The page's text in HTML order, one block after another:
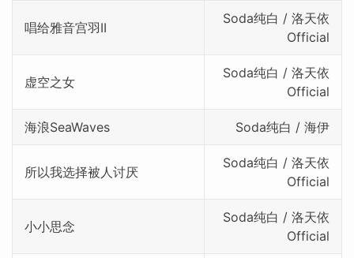
唱给雅音宫羽II
Soda纯白 / 洛天依
Official
虚空之女
Soda纯白 / 洛天依
Official
海浪SeaWaves Soda纯白 / 海伊
所以我选择被人讨厌
Soda纯白 / 洛天依
Official
小小思念
Soda纯白 / 洛天依
Official